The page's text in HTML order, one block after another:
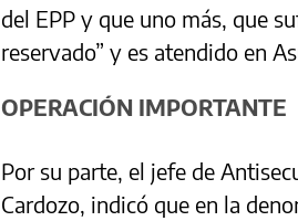
del EPP y que uno más, que
reservado” y es atendido en
OPERACIÓN IMPORTANTE
Por su parte, el jefe de
Cardozo, indicó que en la